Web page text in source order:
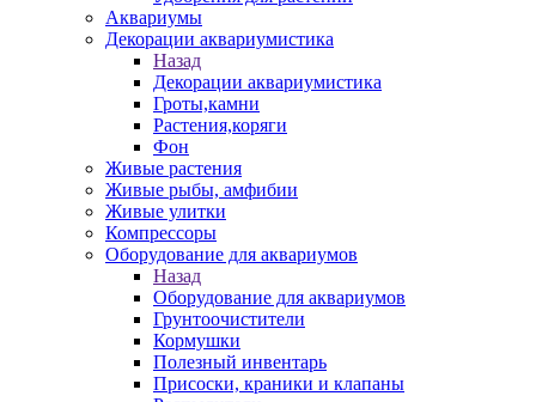
Аквариумы
Декорации аквариумистика
Назад
Декорации аквариумистика
Гроты,камни
Растения,коряги
Фон
Живые растения
Живые рыбы, амфибии
Живые улитки
Компрессоры
Оборудование для аквариумов
Назад
Оборудование для аквариумов
Грунтоочистители
Кормушки
Полезный инвентарь
Присоски, краники и клапаны